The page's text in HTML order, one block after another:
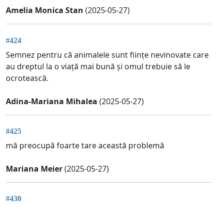
Amelia Monica Stan (2025-05-27)
#424
Semnez pentru că animalele sunt ființe nevinovate care
au dreptul la o viață mai bună și omul trebuie să le
ocrotească.
Adina-Mariana Mihalea (2025-05-27)
#425
mă preocupă foarte tare această problemă
Mariana Meier(2025-05-27)
#430